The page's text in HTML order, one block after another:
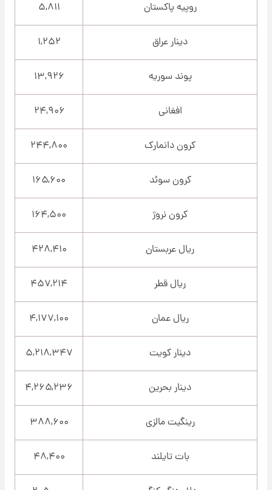
روپیه پاکستان ۵,۸۱۱
دینار عراق ۱,۲۵۲
پوند سوریه ۱۳,۹۲۶
افغانی ۲۴,۹۰۶
کرون دانمارک ۲۴۴,۸۰۰
کرون سوئد ۱۶۵,۶۰۰
کرون نروژ ۱۶۴,۵۰۰
ریال عربستان ۴۲۸,۴۱۰
ریال قطر ۴۵۷,۲۱۴
ریال عمان ۴,۱۷۷,۱۰۰
دینار کویت ۵,۲۱۸,۳۴۷
دینار بحرین ۴,۲۶۵,۲۳۶
رینگیت مالزی ۳۸۸,۶۰۰
بات تایلند ۴۸,۴۰۰